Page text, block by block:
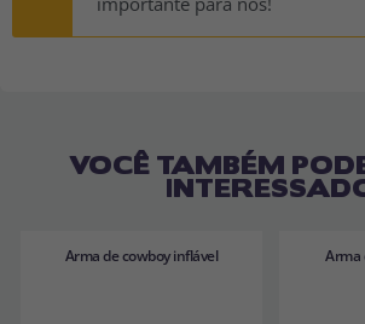
VOCÊ TAMBÉM
Arma de cowboy inflável Arma